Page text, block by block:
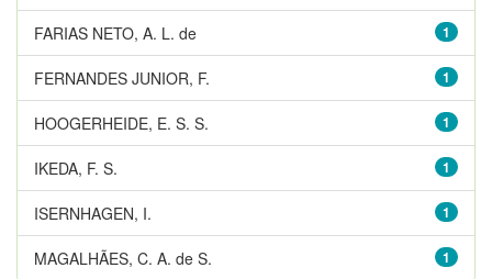
1
FARIAS NETO, A. L. de
1
FERNANDES JUNIOR, F.
1
HOOGERHEIDE, E. S. S.
1
IKEDA, F. S.
1
ISERNHAGEN, I.
1
MAGALHÃES, C. A. de S.